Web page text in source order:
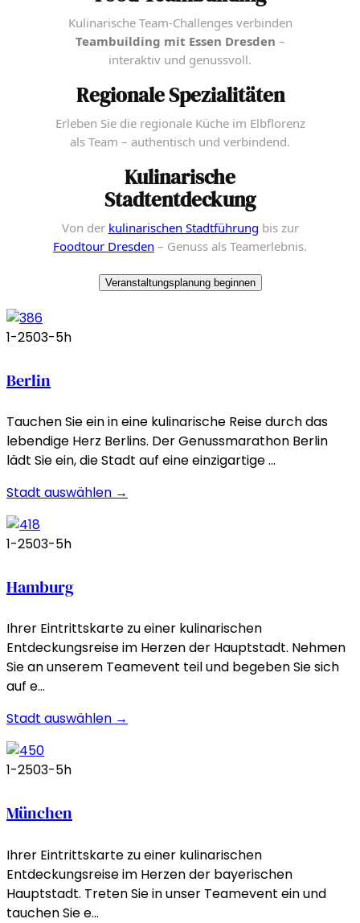
Kulinarische Team-Challenges verbinden
Teambuilding mit Essen Dresden –
interaktiv und genussvoll.
Regionale Spezialitäten
Erleben Sie die regionale Küche im Elbflorenz
als Team – authentisch und verbindend.
Kulinarische
Stadtentdeckung
Von der kulinarischen Stadtführung bis zur
Foodtour Dresden – Genuss als Teamerlebnis.
Veranstaltungsplanung beginnen
1-2503-5h
Berlin
Tauchen Sie ein in eine kulinarische Reise durch das
lebendige Herz Berlins. Der Genussmarathon Berlin
lädt Sie ein, die Stadt auf eine einzigartige …
Stadt auswählen →
1-2503-5h
Hamburg
Ihrer Eintrittskarte zu einer kulinarischen
Entdeckungsreise im Herzen der Hauptstadt. Nehmen
Sie an unserem Teamevent teil und begeben Sie sich
auf e…
Stadt auswählen →
1-2503-5h
München
Ihrer Eintrittskarte zu einer kulinarischen
Entdeckungsreise im Herzen der bayerischen
Hauptstadt. Treten Sie in unser Teamevent ein und
tauchen Sie e…